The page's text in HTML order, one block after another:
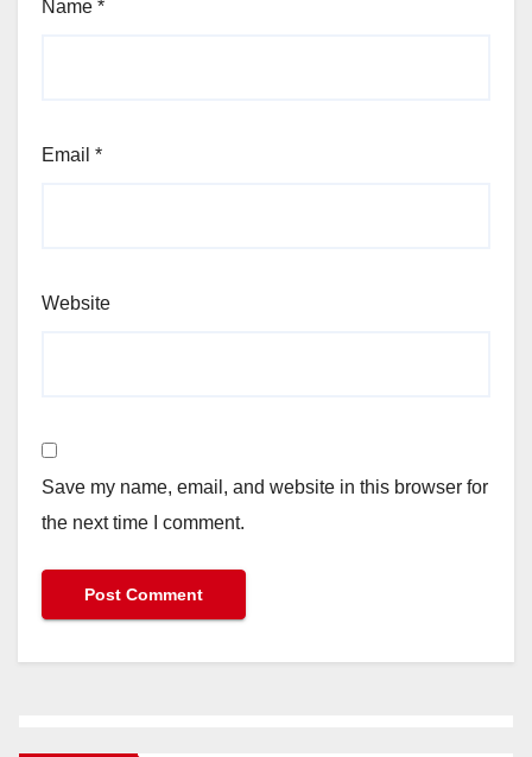
Name *
Email *
Website
Save my name, email, and website in this browser for
the next time I comment.